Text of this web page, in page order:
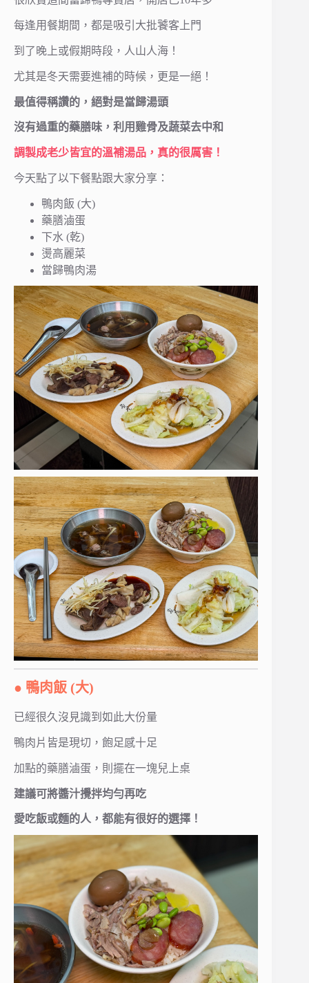
每逢用餐期間，都是吸引大批饕客上門
到了晚上或假期時段，人山人海！
尤其是冬天需要進補的時候，更是一絕！
最值得稱讚的，絕對是當歸湯頭
沒有過重的藥膳味，利用雞骨及蔬菜去中和
調製成老少皆宜的溫補湯品，真的很厲害！
今天點了以下餐點跟大家分享：
鴨肉飯 (大)
藥膳滷蛋
下水 (乾)
燙高麗菜
當歸鴨肉湯
● 鴨肉飯 (大)
已經很久沒見識到如此大份量
鴨肉片皆是現切，飽足感十足
加點的藥膳滷蛋，則擺在一塊兒上桌
建議可將醬汁攪拌均勻再吃
愛吃飯或麵的人，都能有很好的選擇！